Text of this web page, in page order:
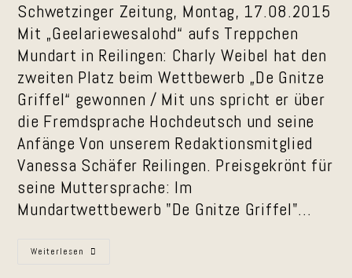
Schwetzinger Zeitung, Montag, 17.08.2015
Mit „Geelariewesalohd“ aufs Treppchen
Mundart in Reilingen: Charly Weibel hat den
zweiten Platz beim Wettbewerb „De Gnitze
Griffel“ gewonnen / Mit uns spricht er über
die Fremdsprache Hochdeutsch und seine
Anfänge Von unserem Redaktionsmitglied
Vanessa Schäfer Reilingen. Preisgekrönt für
seine Muttersprache: Im
Mundartwettbewerb "De Gnitze Griffel"…
Weiterlesen Preisträger